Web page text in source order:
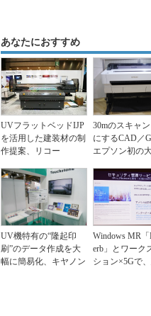
あなたにおすすめ
UVフラットベッドIJP
を活用した建装材の制
作提案、リコー
30mのスキャ
にするCAD／
エプソン初の
UV機特有の“隆起印
刷”のデータ作成を大
幅に簡易化、キヤノン
Windows MR「
erb」とワーク
ション×5Gで